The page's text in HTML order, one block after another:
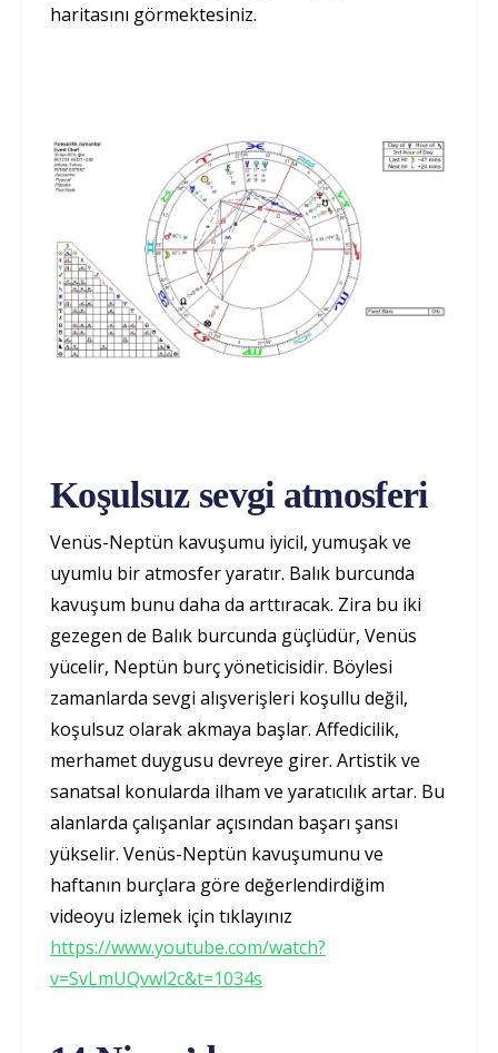
haritasını görmektesiniz.
Koşulsuz sevgi atmosferi
Venüs-Neptün kavuşumu iyicil, yumuşak ve
uyumlu bir atmosfer yaratır. Balık burcunda
kavuşum bunu daha da arttıracak. Zira bu iki
gezegen de Balık burcunda güçlüdür, Venüs
yücelir, Neptün burç yöneticisidir. Böylesi
zamanlarda sevgi alışverişleri koşullu değil,
koşulsuz olarak akmaya başlar. Affedicilik,
merhamet duygusu devreye girer. Artistik ve
sanatsal konularda ilham ve yaratıcılık artar. Bu
alanlarda çalışanlar açısından başarı şansı
yükselir. Venüs-Neptün kavuşumunu ve
haftanın burçlara göre değerlendirdiğim
videoyu izlemek için tıklayınız
https://www.youtube.com/watch?
v=SvLmUQvwl2c&t=1034s